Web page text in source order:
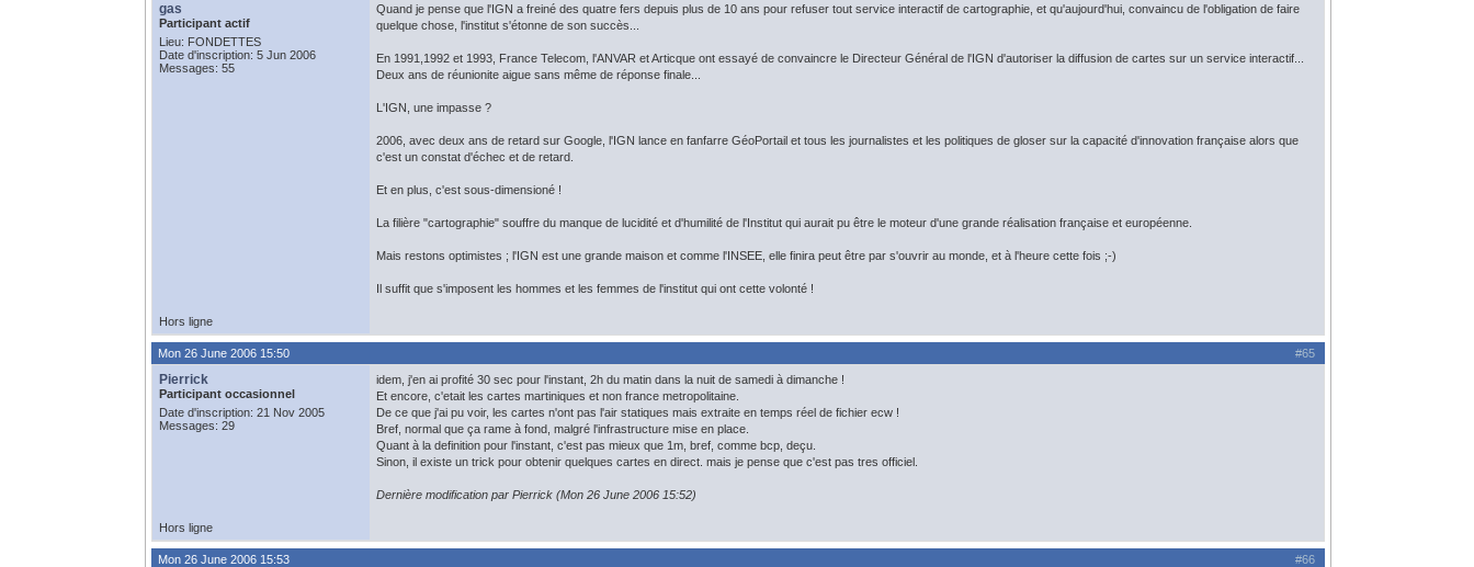
gas
Participant actif
Lieu: FONDETTES
Date d'inscription: 5 Jun 2006
Messages: 55
Quand je pense que l'IGN a freiné des quatre fers depuis plus de 10 ans pour refuser tout service interactif de cartographie, et qu'aujourd'hui, convaincu de l'obligation de faire
quelque chose, l'institut s'étonne de son succès...
En 1991,1992 et 1993, France Telecom, l'ANVAR et Articque ont essayé de convaincre le Directeur Général de l'IGN d'autoriser la diffusion de cartes sur un service interactif...
Deux ans de réunionite aigue sans même de réponse finale...
L'IGN, une impasse ?
2006, avec deux ans de retard sur Google, l'IGN lance en fanfarre GéoPortail et tous les journalistes et les politiques de gloser sur la capacité d'innovation française alors que
c'est un constat d'échec et de retard.
Et en plus, c'est sous-dimensioné !
La filière "cartographie" souffre du manque de lucidité et d'humilité de l'Institut qui aurait pu être le moteur d'une grande réalisation française et européenne.
Mais restons optimistes ; l'IGN est une grande maison et comme l'INSEE, elle finira peut être par s'ouvrir au monde, et à l'heure cette fois ;-)
Il suffit que s'imposent les hommes et les femmes de l'institut qui ont cette volonté !
Hors ligne
#65
Mon 26 June 2006 15:50
Pierrick
Participant occasionnel
Date d'inscription: 21 Nov 2005
Messages: 29
idem, j'en ai profité 30 sec pour l'instant, 2h du matin dans la nuit de samedi à dimanche !
Et encore, c'etait les cartes martiniques et non france metropolitaine.
De ce que j'ai pu voir, les cartes n'ont pas l'air statiques mais extraite en temps réel de fichier ecw !
Bref, normal que ça rame à fond, malgré l'infrastructure mise en place.
Quant à la definition pour l'instant, c'est pas mieux que 1m, bref, comme bcp, deçu.
Sinon, il existe un trick pour obtenir quelques cartes en direct. mais je pense que c'est pas tres officiel.
Dernière modification par Pierrick (Mon 26 June 2006 15:52)
Hors ligne
#66
Mon 26 June 2006 15:53